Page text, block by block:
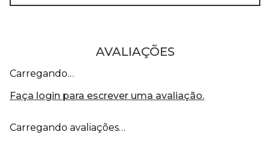
AVALIAÇÕES
Carregando…
Faça login para escrever uma avaliação.
Carregando avaliações…